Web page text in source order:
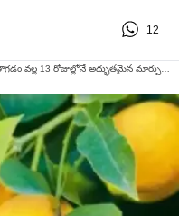
12